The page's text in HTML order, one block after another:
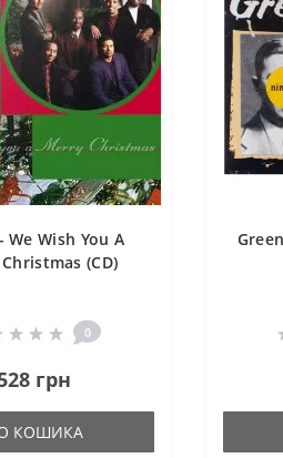
We Wish You A
(CD)
0
грн
КОШИКА